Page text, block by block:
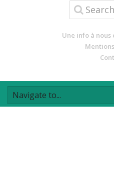
Une info à